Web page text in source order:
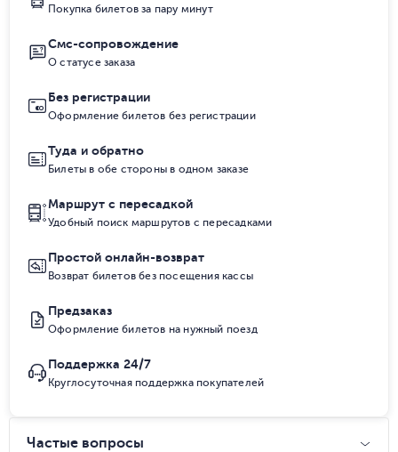
Покупка билетов за пару минут
Смс-сопровождение
О статусе заказа
Без регистрации
Оформление билетов без регистрации
Туда и обратно
Билеты в обе стороны в одном заказе
Маршрут с пересадкой
Удобный поиск маршрутов с пересадками
Простой онлайн-возврат
Возврат билетов без посещения кассы
Предзаказ
Оформление билетов на нужный поезд
Поддержка 24/7
Круглосуточная поддержка покупателей
Частые вопросы